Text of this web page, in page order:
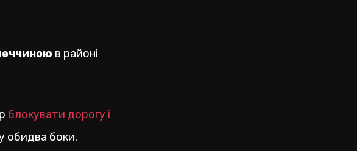
в районі
блокувати дорогу і
обидва боки.